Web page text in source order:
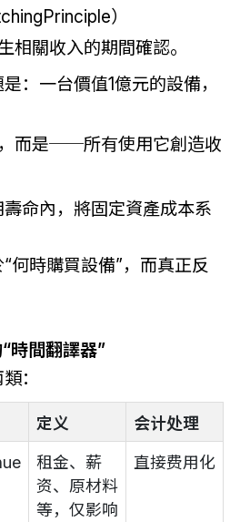
）
相關收入的期間確認。
：一台價值1億元的設備，
而是──所有使用它創造收
命內，將固定資產成本系
何時購買設備”，而真正反
時間翻譯器”
：
定义 会计处理
租金、薪
资、原材料
等，仅影响
直接费用化